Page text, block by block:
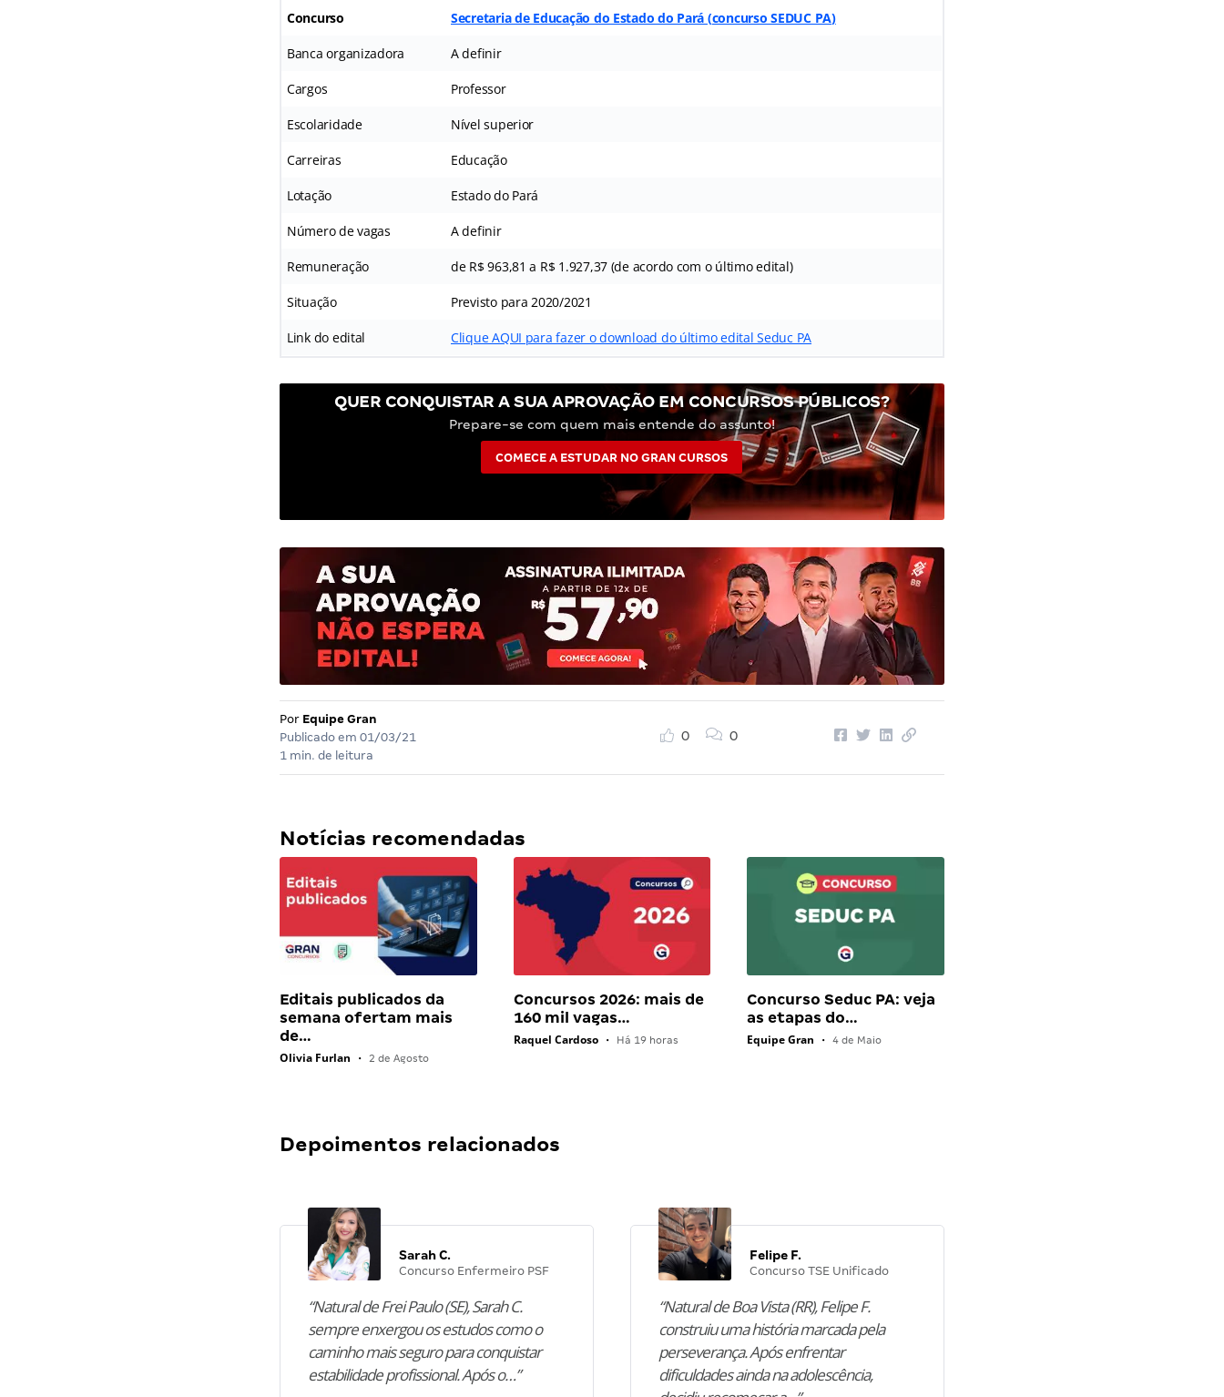
Concurso Secretaria de Educação do Estado do Pará (concurso SEDUC PA)
Banca organizadora A definir
Cargos Professor
Escolaridade Nível superior
Carreiras Educação
Lotação Estado do Pará
Número de vagas A definir
Remuneração de R$ 963,81 a R$ 1.927,37 (de acordo com o último edital)
Situação Previsto para 2020/2021
Link do edital Clique AQUI para fazer o download do último edital Seduc PA
QUER CONQUISTAR A SUA APROVAÇÃO EM CONCURSOS PÚBLICOS?
Prepare-se com quem mais entende do assunto!
COMECE A ESTUDAR NO GRAN CURSOS
Por Equipe Gran
Publicado em 01/03/21
1 min. de leitura
0 0
Notícias recomendadas
Editais publicados da
semana ofertam mais
de…
Olivia Furlan • 2 de Agosto
Concursos 2026: mais de
160 mil vagas…
Raquel Cardoso • Há 19 horas
Concurso Seduc PA: veja
as etapas do…
Equipe Gran • 4 de Maio
Depoimentos relacionados
Sarah C.
Concurso Enfermeiro PSF
“Natural de Frei Paulo (SE), Sarah C.
sempre enxergou os estudos como o
caminho mais seguro para conquistar
estabilidade profissional. Após o…”
Felipe F.
Concurso TSE Unificado
“Natural de Boa Vista (RR), Felipe F.
construiu uma história marcada pela
perseverança. Após enfrentar
dificuldades ainda na adolescência,